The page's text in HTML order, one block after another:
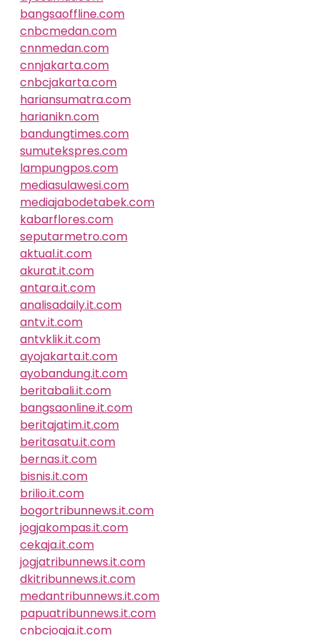
bangsaoffline.com
cnbcmedan.com
cnnmedan.com
cnnjakarta.com
cnbcjakarta.com
hariansumatra.com
harianikn.com
bandungtimes.com
sumutekspres.com
lampungpos.com
mediasulawesi.com
mediajabodetabek.com
kabarflores.com
seputarmetro.com
aktual.it.com
akurat.it.com
antara.it.com
analisadaily.it.com
antv.it.com
antvklik.it.com
ayojakarta.it.com
ayobandung.it.com
beritabali.it.com
bangsaonline.it.com
beritajatim.it.com
beritasatu.it.com
bernas.it.com
bisnis.it.com
brilio.it.com
bogortribunnews.it.com
jogjakompas.it.com
cekaja.it.com
jogjatribunnews.it.com
dkitribunnews.it.com
medantribunnews.it.com
papuatribunnews.it.com
cnbcjogja.it.com